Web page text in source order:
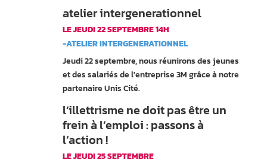
atelier intergenerationnel
LE JEUDI 22 SEPTEMBRE 14H
-ATELIER INTERGENERATIONNEL
Jeudi 22 septembre, nous réunirons des jeunes
et des salariés de l'entreprise 3M grâce à notre
partenaire Unis Cité.
l’illettrisme ne doit pas être un
frein à l’emploi : passons à
l’action !
LE JEUDI 25 SEPTEMBRE